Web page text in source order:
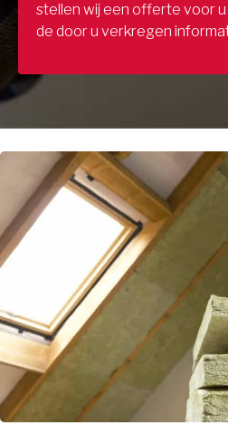
stellen wij een offerte voor u
de door u verkregen